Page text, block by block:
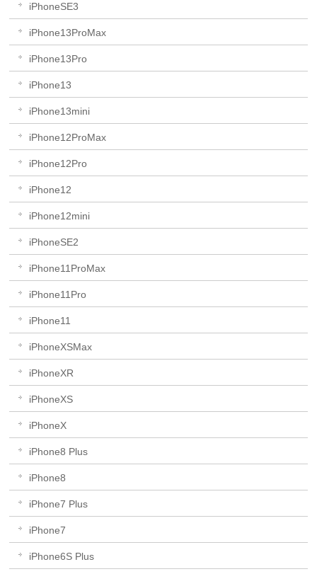
iPhoneSE3
iPhone13ProMax
iPhone13Pro
iPhone13
iPhone13mini
iPhone12ProMax
iPhone12Pro
iPhone12
iPhone12mini
iPhoneSE2
iPhone11ProMax
iPhone11Pro
iPhone11
iPhoneXSMax
iPhoneXR
iPhoneXS
iPhoneX
iPhone8 Plus
iPhone8
iPhone7 Plus
iPhone7
iPhone6S Plus